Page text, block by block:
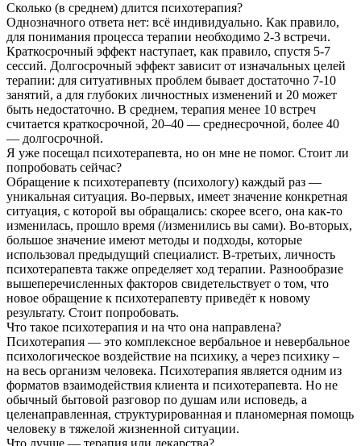
Сколько (в среднем) длится психотерапия?
Однозначного ответа нет: всё индивидуально. Как правило,
для понимания процесса терапии необходимо 2-3 встречи.
Краткосрочный эффект наступает, как правило, спустя 5-7
сессий. Долгосрочный эффект зависит от изначальных целей
терапии: для ситуативных проблем бывает достаточно 7-10
занятий, а для глубоких личностных изменений и 20 может
быть недостаточно. В среднем, терапия менее 10 встреч
считается краткосрочной, 20–40 — среднесрочной, более 40
— долгосрочной.
Я уже посещал психотерапевта, но он мне не помог. Стоит ли
попробовать сейчас?
Обращение к психотерапевту (психологу) каждый раз —
уникальная ситуация. Во-первых, имеет значение конкретная
ситуация, с которой вы обращались: скорее всего, она как-то
изменилась, прошло время (/изменились вы сами). Во-вторых,
большое значение имеют методы и подходы, которые
использовал предыдущий специалист. В-третьих, личность
психотерапевта также определяет ход терапии. Разнообразие
вышеперечисленных факторов свидетельствует о том, что
новое обращение к психотерапевту приведёт к новому
результату. Стоит попробовать.
Что такое психотерапия и на что она направлена?
Психотерапия — это комплексное вербальное и невербальное
психологическое воздействие на психику, а через психику –
на весь организм человека. Психотерапия является одним из
форматов взаимодействия клиента и психотерапевта. Но не
обычный бытовой разговор по душам или исповедь, а
целенаправленная, структурированная и планомерная помощь
человеку в тяжелой жизненной ситуации.
Что лучше — терапия или лекарства?